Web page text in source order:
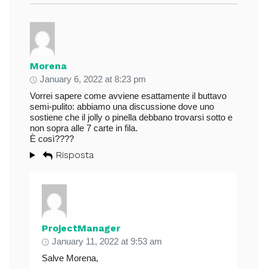
Morena
January 6, 2022 at 8:23 pm
Vorrei sapere come avviene esattamente il buttavo
semi-pulito: abbiamo una discussione dove uno
sostiene che il jolly o pinella debbano trovarsi sotto e
non sopra alle 7 carte in fila.
È così????
Risposta
ProjectManager
January 11, 2022 at 9:53 am
Salve Morena,